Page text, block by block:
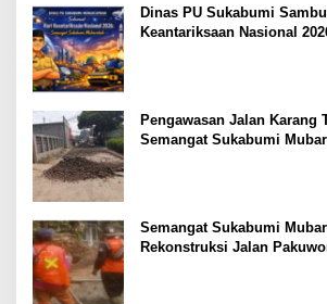
Dinas PU Sukabumi
Keantariksaan Nasional
Pengawasan Jalan Karang
Semangat Sukabumi
Semangat Sukabumi
Rekonstruksi Jalan